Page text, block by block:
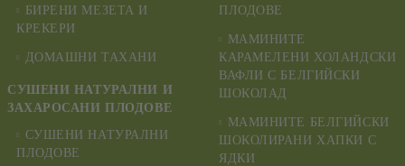
БИРЕНИ МЕЗЕТА И
КРЕКЕРИ
ДОМАШНИ ТАХАНИ
СУШЕНИ НАТУРАЛНИ И
ЗАХАРОСАНИ ПЛОДОВЕ
СУШЕНИ НАТУРАЛНИ
ПЛОДОВЕ
ПЛОДОВЕ
МАМИНИТЕ
КАРАМЕЛЕНИ ХОЛАНДСКИ
ВАФЛИ С БЕЛГИЙСКИ
ШОКОЛАД
МАМИНИТЕ БЕЛГИЙСКИ
ШОКОЛИРАНИ ХАПКИ С
ЯДКИ